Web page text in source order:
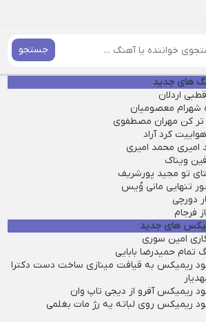
جستجو
های جدید
اردلان
شهرام معصومیان
کن مهران مصطفوی
کرد آراد
امیری محمد امیری
ویناک
تو مجید پورشریف
تنهایی مانی وُیس
دورچی
فرجام
های جدید
امین سوری
تمام حمیدرضا بابایی
ریمیکس به قیافت مینازی ساخت دست دکترا
ریمیکس آفرو از ديجی تاپ وان
ریمیکس روی لباته یه رژ مات بغلمی